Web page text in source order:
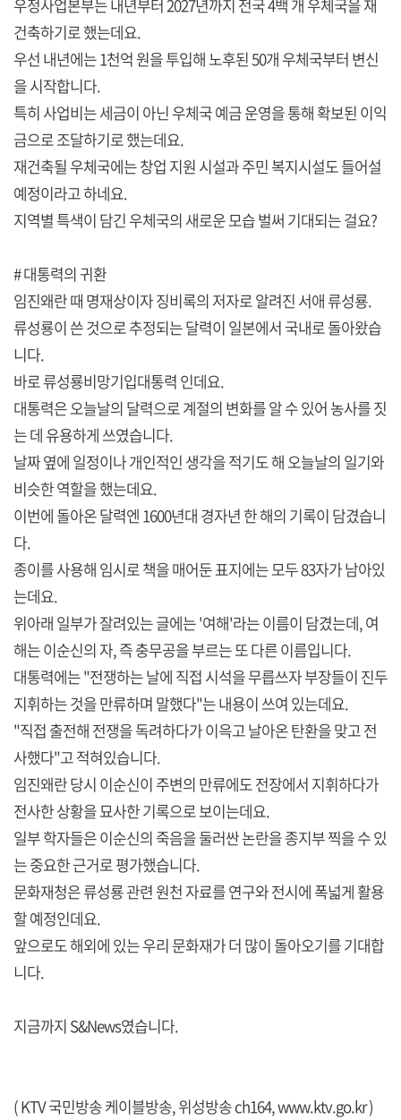
우정사업본부는 내년부터 2027년까지 전국 4백 개 우체국을 재
건축하기로 했는데요.
우선 내년에는 1천억 원을 투입해 노후된 50개 우체국부터 변신
을 시작합니다.
특히 사업비는 세금이 아닌 우체국 예금 운영을 통해 확보된 이익
금으로 조달하기로 했는데요.
재건축될 우체국에는 창업 지원 시설과 주민 복지시설도 들어설
예정이라고 하네요.
지역별 특색이 담긴 우체국의 새로운 모습 벌써 기대되는 걸요?
# 대통력의 귀환
임진왜란 때 명재상이자 징비록의 저자로 알려진 서애 류성룡.
류성룡이 쓴 것으로 추정되는 달력이 일본에서 국내로 돌아왔습
니다.
바로 류성룡비망기입대통력 인데요.
대통력은 오늘날의 달력으로 계절의 변화를 알 수 있어 농사를 짓
는 데 유용하게 쓰였습니다.
날짜 옆에 일정이나 개인적인 생각을 적기도 해 오늘날의 일기와
비슷한 역할을 했는데요.
이번에 돌아온 달력엔 1600년대 경자년 한 해의 기록이 담겼습니
다.
종이를 사용해 임시로 책을 매어둔 표지에는 모두 83자가 남아있
는데요.
위아래 일부가 잘려있는 글에는 '여해'라는 이름이 담겼는데, 여
해는 이순신의 자, 즉 충무공을 부르는 또 다른 이름입니다.
대통력에는 "전쟁하는 날에 직접 시석을 무릅쓰자 부장들이 진두
지휘하는 것을 만류하며 말했다"는 내용이 쓰여 있는데요.
"직접 출전해 전쟁을 독려하다가 이윽고 날아온 탄환을 맞고 전
사했다"고 적혀있습니다.
임진왜란 당시 이순신이 주변의 만류에도 전장에서 지휘하다가
전사한 상황을 묘사한 기록으로 보이는데요.
일부 학자들은 이순신의 죽음을 둘러싼 논란을 종지부 찍을 수 있
는 중요한 근거로 평가했습니다.
문화재청은 류성룡 관련 원천 자료를 연구와 전시에 폭넓게 활용
할 예정인데요.
앞으로도 해외에 있는 우리 문화재가 더 많이 돌아오기를 기대합
니다.
지금까지 S&News였습니다.
( KTV 국민방송 케이블방송, 위성방송 ch164,www.ktv.go.kr)